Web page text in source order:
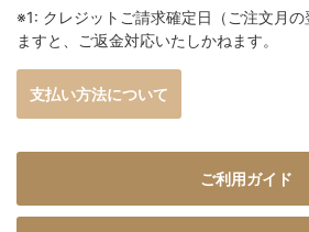
※1: クレジットご請求確定日（ご注文月
ますと、ご返金対応いたしかねます。
支払い方法について
ご利用ガイド